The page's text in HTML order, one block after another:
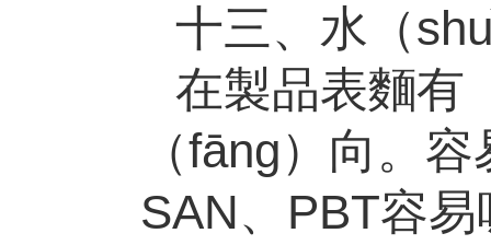
十三、水（
在製品表麵有
（fāng）向。
SAN、 PBT容易